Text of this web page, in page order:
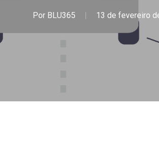
Por BLU365 13 de fevereiro